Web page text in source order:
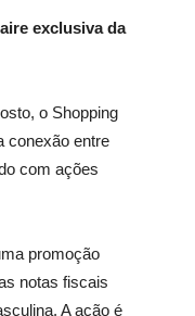
exclusiva da
o Shopping
conexão entre
com ações
promoção
notas fiscais
A ação é